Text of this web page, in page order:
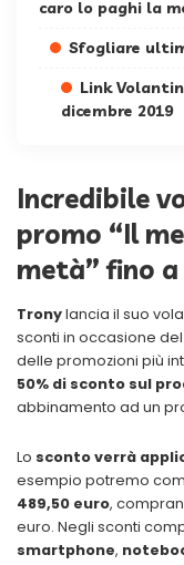
caro lo paghi la
Sfogliare
Link
dicembre 2019
Incredibile
promo “Il
metà” fino
Tronylancia il suo
sconti in occasione del
delle promozioni più
50% di sconto sul
abbinamento ad un
Lo sconto verrà
esempio potremo
489,50 euro,
euro. Negli sconti
smartphone,